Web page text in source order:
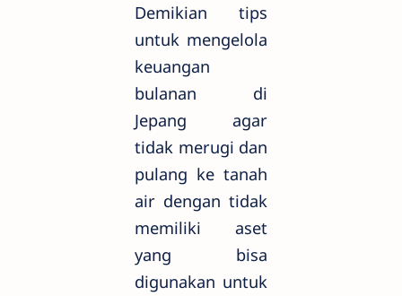
Demikian tips
untuk mengelola
keuangan
bulanan di
Jepang agar
tidak merugi dan
pulang ke tanah
air dengan tidak
memiliki aset
yang bisa
digunakan untuk